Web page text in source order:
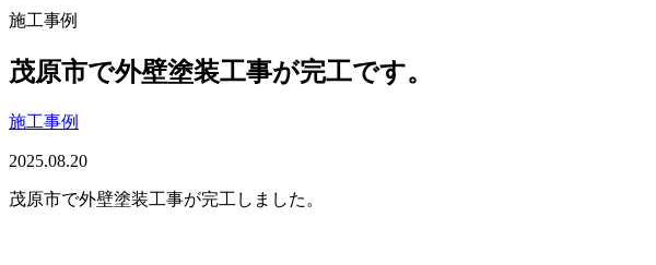
施工事例
茂原市で外壁塗装工事が完工です。
施工事例
2025.08.20
茂原市で外壁塗装工事が完工しました。